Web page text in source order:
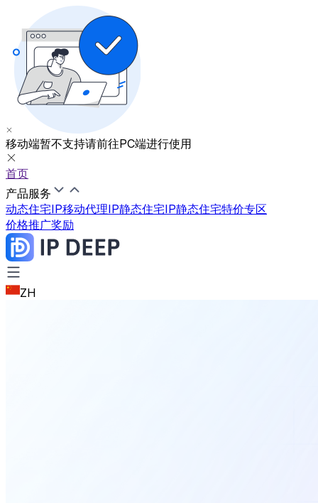
移动端暂不支持请前往PC端进行使用
首页
产品服务
动态住宅IP移动代理IP静态住宅IP静态住宅特价专区
价格推广奖励
ZH